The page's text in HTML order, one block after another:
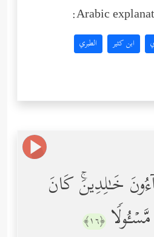
Arabic
ابن كثير الطبري
خَـٰلِدِینَۚ كَانَ
﴿١٦﴾